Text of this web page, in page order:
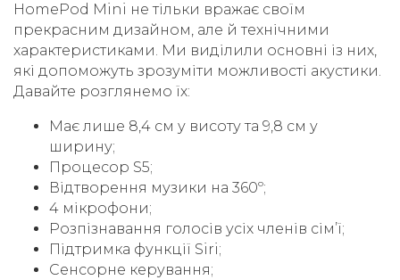
HomePod Mini не тільки вражає своїм
прекрасним дизайном, але й технічними
характеристиками. Ми виділили основні із них,
які допоможуть зрозуміти можливості акустики.
Давайте розглянемо їх:
Має лише 8,4 см у висоту та 9,8 см у
ширину;
Процесор S5;
Відтворення музики на 360º;
4 мікрофони;
Розпізнавання голосів усіх членів сімʼї;
Підтримка функції Siri;
Сенсорне керування;